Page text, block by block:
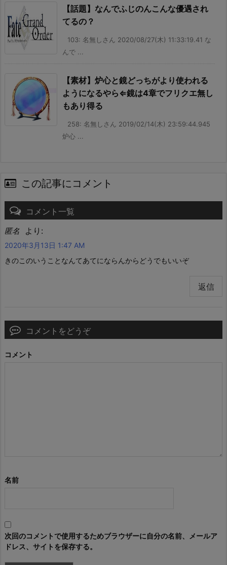
【話題】なんでふじのんこんな優遇され
てるの？
103: 名無しさん 2020/08/27(木) 11:33:19.41 な
んで ...
【素材】炉心と鏡どっちがより使われる
ようになるやら⇐鏡は4章でフリクエ無し
もあり得る
258: 名無しさん 2019/02/14(木) 23:59:44.945
炉心 ...
この記事にコメント
コメント一覧
匿名 より:
2020年3月13日 1:47 AM
きのこのいうことなんてあてにならんからどうでもいいぞ
返信
コメントをどうぞ
コメント
名前
次回のコメントで使用するためブラウザーに自分の名前、メールア
ドレス、サイトを保存する。